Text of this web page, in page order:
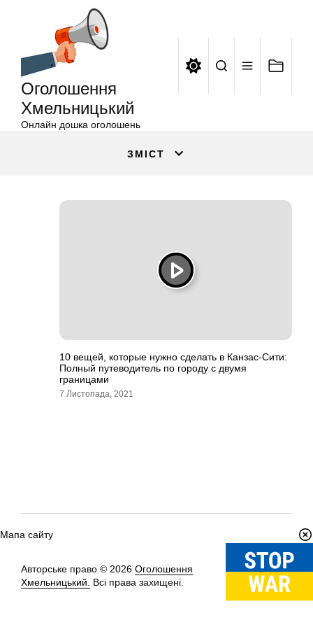
Оголошення
Хмельницький
Онлайн дошка оголошень
ЗМІСТ
10 вещей, которые нужно сделать в Канзас-Сити:
Полный путеводитель по городу с двумя
границами
7 Листопада, 2021
Мапа сайту
Авторське право © 2026 Оголошення
Хмельницький.
Всі права захищені.
Вгору